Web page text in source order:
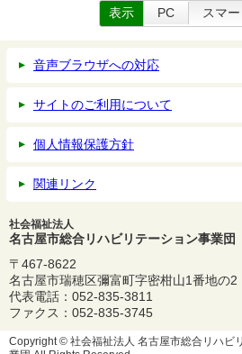
表示 PC スマ
音声ブラウザへの対応
サイトのご利用について
個人情報保護方針
関連リンク
社会福祉法人
名古屋市総合リハビリテーション事業団
〒467-8622
名古屋市瑞穂区彌富町字密柑山1番地の2
代表電話：052-835-3811
ファクス：052-835-3745
Copyright © 社会福祉法人 名古屋市総合リハビ